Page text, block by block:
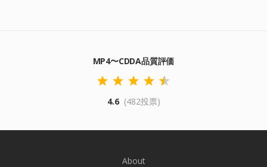
MP4〜CDDA品質評価
4.6 (482投票)
About